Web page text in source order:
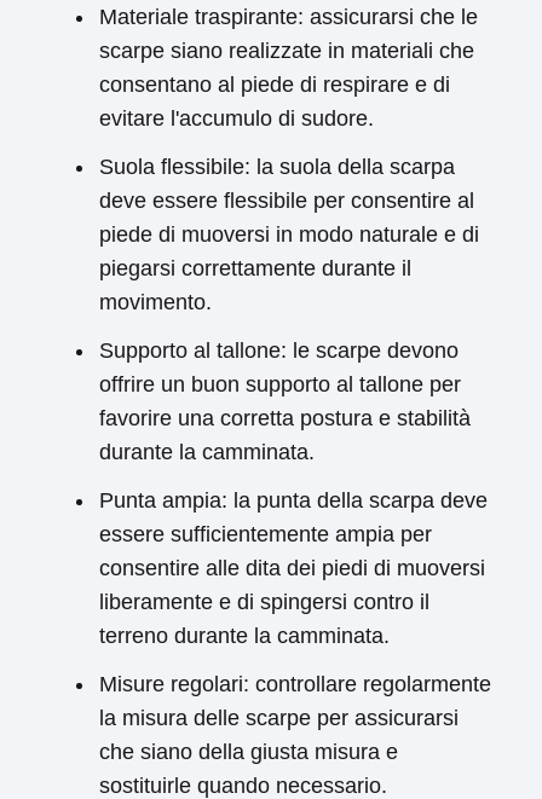
Materiale traspirante: assicurarsi che le
scarpe siano realizzate in materiali che
consentano al piede di respirare e di
evitare l'accumulo di sudore.
Suola flessibile: la suola della scarpa
deve essere flessibile per consentire al
piede di muoversi in modo naturale e di
piegarsi correttamente durante il
movimento.
Supporto al tallone: le scarpe devono
offrire un buon supporto al tallone per
favorire una corretta postura e stabilità
durante la camminata.
Punta ampia: la punta della scarpa deve
essere sufficientemente ampia per
consentire alle dita dei piedi di muoversi
liberamente e di spingersi contro il
terreno durante la camminata.
Misure regolari: controllare regolarmente
la misura delle scarpe per assicurarsi
che siano della giusta misura e
sostituirle quando necessario.